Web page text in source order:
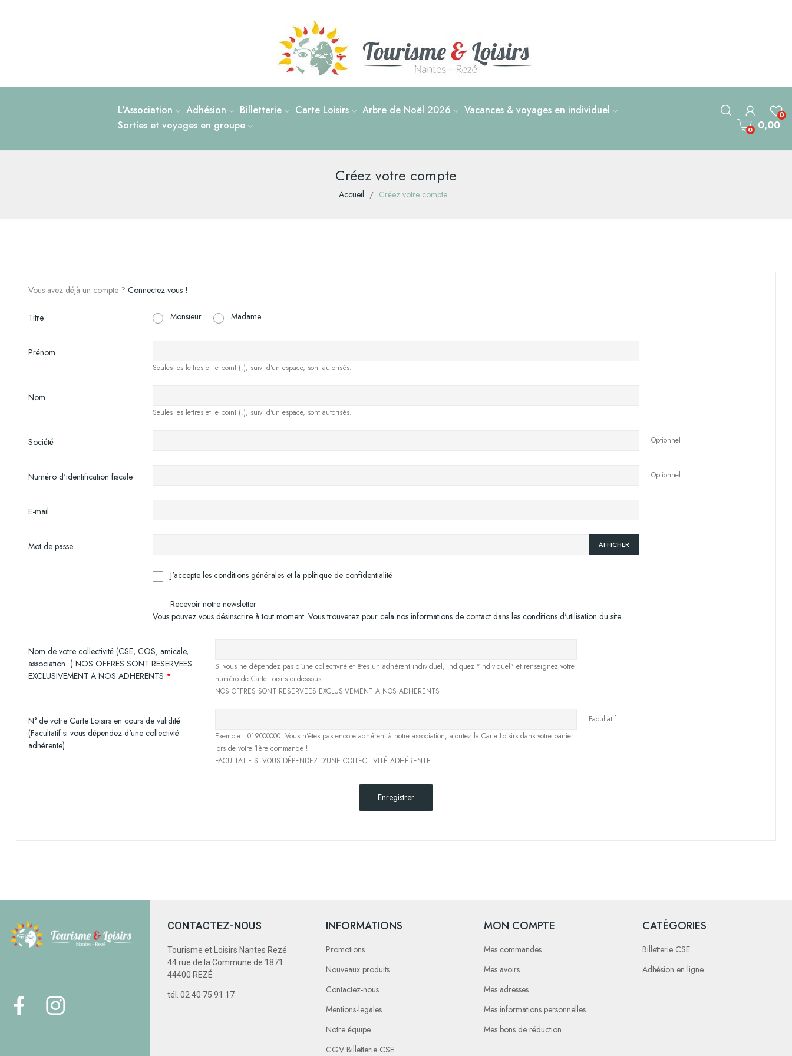
L'Association Adhésion Billetterie Carte Loisirs Arbre de Noël 2026
Vacances & voyages en individuel
Sorties et voyages en groupe
0
0,00
0
Créez votre compte
Accueil Créez votre compte
Vous avez déjà un compte ? Connectez-vous !
Titre Monsieur Madame
Prénom
Seules les lettres et le point (.), suivi d'un espace, sont autorisés.
Nom
Seules les lettres et le point (.), suivi d'un espace, sont autorisés.
Société Optionnel
Numéro d'identification fiscale Optionnel
E-mail
Mot de passe AFFICHER
J'accepte les conditions générales et la politique de confidentialité
Recevoir notre newsletter
Vous pouvez vous désinscrire à tout moment. Vous trouverez pour cela nos informations de contact dans les conditions d'utilisation du site.
Nom de votre collectivité (CSE, COS, amicale,
association...) NOS OFFRES SONT RESERVEES
EXCLUSIVEMENT A NOS ADHERENTS
Si vous ne dépendez pas d'une collectivité et êtes un adhérent individuel, indiquez "individuel" et renseignez votre
numéro de Carte Loisirs ci-dessous
NOS OFFRES SONT RESERVEES EXCLUSIVEMENT A NOS ADHERENTS
N° de votre Carte Loisirs en cours de validité
(Facultatif si vous dépendez d'une collectivté
adhérente)
Exemple : 019000000. Vous n'êtes pas encore adhérent à notre association, ajoutez la Carte Loisirs dans votre panier
lors de votre 1ère commande !
FACULTATIF SI VOUS DÉPENDEZ D'UNE COLLECTIVITÉ ADHÉRENTE
Facultatif
Enregistrer
CONTACTEZ-NOUS
Tourisme et Loisirs Nantes Rezé
44 rue de la Commune de 1871
44400 REZÉ
tél. 02 40 75 91 17
INFORMATIONS
Promotions
Nouveaux produits
Contactez-nous
Mentions-legales
Notre équipe
CGV Billetterie CSE
MON COMPTE
Mes commandes
Mes avoirs
Mes adresses
Mes informations personnelles
Mes bons de réduction
CATÉGORIES
Billetterie CSE
Adhésion en ligne